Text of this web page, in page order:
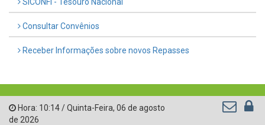
Consultar Convênios
Receber Informações sobre novos Repasses
Hora: 10:14/Quinta-Feira, 06 de agosto
de 2026